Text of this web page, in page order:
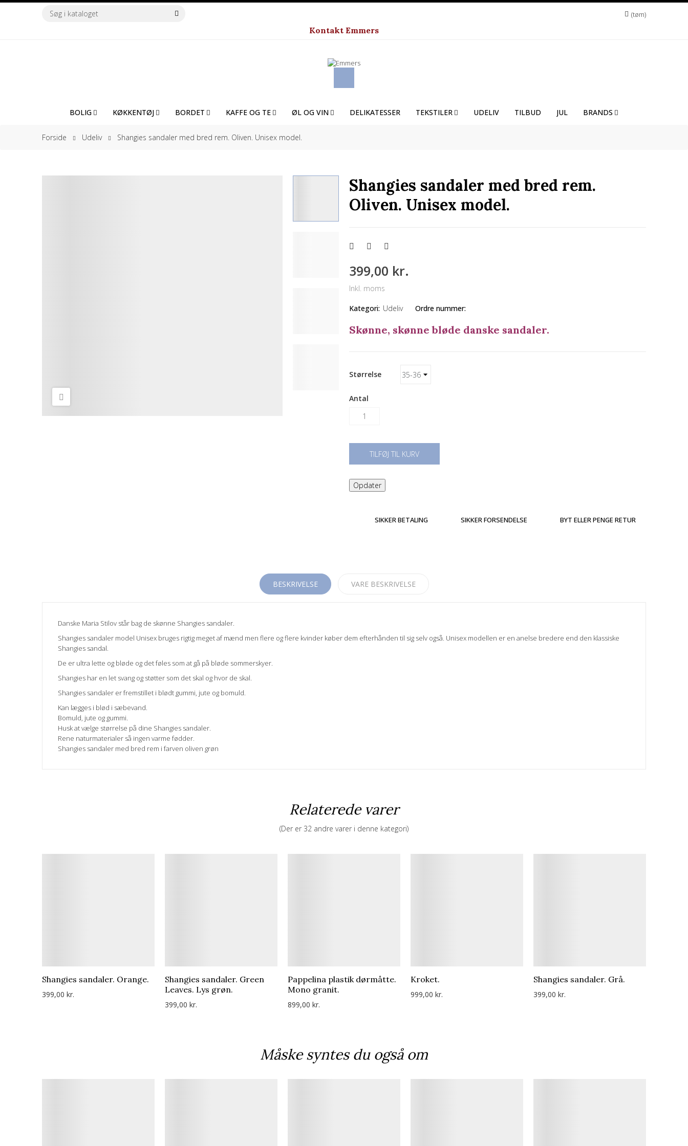
tøm
Kontakt Emmers
BOLIG KØKKENTØJ BORDET KAFFE OG TE ØL OG VIN DELIKATESSER TEKSTILER UDELIV TILBUD JUL BRANDS
Forside Udeliv Shangies sandaler med bred rem. Oliven. Unisex model.
Shangies sandaler med bred rem.
Oliven. Unisex model.
399,00 kr.
Inkl. moms
Kategori: Udeliv Ordre nummer:
Skønne, skønne bløde danske sandaler.
Størrelse
Antal
TILFØJ TIL KURV
SIKKER BETALING SIKKER FORSENDELSE BYT ELLER PENGE RETUR
BESKRIVELSE VARE BESKRIVELSE
Danske Maria Stilov står bag de skønne Shangies sandaler.
Shangies sandaler model Unisex bruges rigtig meget af mænd men flere og flere kvinder køber dem efterhånden til sig selv også. Unisex modellen er en anelse bredere end den klassiske
Shangies sandal.
De er ultra lette og bløde og det føles som at gå på bløde sommerskyer.
Shangies har en let svang og støtter som det skal og hvor de skal.
Shangies sandaler er fremstillet i blødt gummi, jute og bomuld.
Kan lægges i blød i sæbevand.
Bomuld, jute og gummi.
Husk at vælge størrelse på dine Shangies sandaler.
Rene naturmaterialer så ingen varme fødder.
Shangies sandaler med bred rem i farven oliven grøn
Relaterede varer
(Der er 32 andre varer i denne kategori)
Shangies sandaler. Orange.
399,00 kr.
Shangies sandaler. Green
Leaves. Lys grøn.
399,00 kr.
Pappelina plastik dørmåtte.
Mono granit.
899,00 kr.
Kroket.
999,00 kr.
Shangies sandaler. Grå.
399,00 kr.
Måske syntes du også om